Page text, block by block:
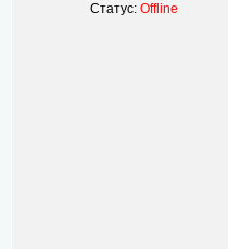
Статус:Offline